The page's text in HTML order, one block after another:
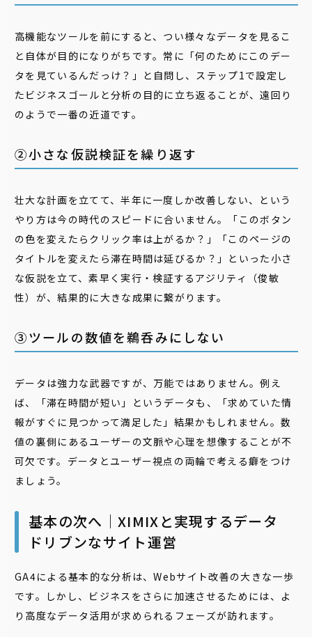
高機能なツールを前にすると、つい様々なデータを見るこ
と自体が目的になりがちです。常に「何のためにこのデー
タを見ているんだっけ？」と自問し、ステップ1で設定し
たビジネスゴールと分析の目的に立ち返ることが、遠回り
のようで一番の近道です。
②小さな仮説検証を繰り返す
壮大な計画を立てて、半年に一度しか改善しない、という
やり方は今の時代のスピードに合いません。「このボタン
の色を変えたらクリック率は上がるか？」「このページの
タイトルを変えたら滞在時間は延びるか？」といった小さ
な仮説を立て、素早く実行・検証するアジリティ（俊敏
性）が、結果的に大きな成果に繋がります。
③ツールの数値を鵜呑みにしない
データは強力な武器ですが、万能ではありません。例え
ば、「滞在時間が短い」というデータも、「求めていた情
報がすぐに見つかって満足した」結果かもしれません。数
値の裏側にあるユーザーの文脈や心理を想像することが不
可欠です。データとユーザー視点の両輪で考える癖をつけ
ましょう。
基本の次へ｜XIMIXと実現するデータ
ドリブンなサイト運営
GA4による基本的な分析は、Webサイト改善の大きな一歩
です。しかし、ビジネスをさらに加速させるためには、よ
り高度なデータ活用が求められるフェーズが訪れます。